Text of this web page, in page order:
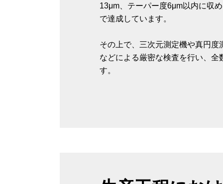
13μm、テーパー度6μm以内に収
で達成しています。
その上で、三次元測定機や真円度
などによる厳密な検査を行い、全
す。